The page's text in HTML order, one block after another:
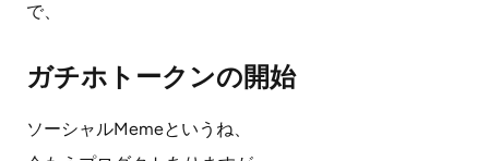
で、
ガチホトークンの開始
ソーシャルMemeというね、